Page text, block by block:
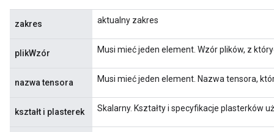
zakres aktualny zakres
plikWzór Musi mieć jeden element. Wzór plików, z
nazwa tensora Musi mieć jeden element. Nazwa tensora,
kształt i plasterek Skalarny. Kształty i specyfikacje plasterków